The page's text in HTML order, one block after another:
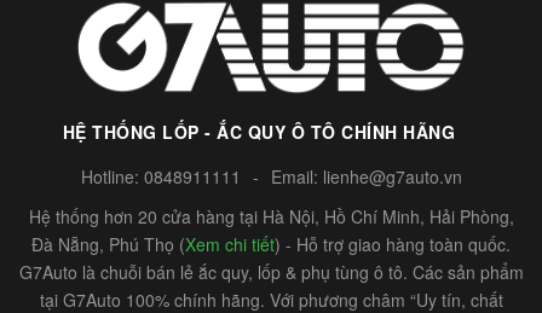
HỆ THỐNG LỐP - ẮC QUY Ô TÔ CHÍNH HÃNG
Hotline: 0848911111 - Email: lienhe@g7auto.vn
Hệ thống hơn 20 cửa hàng tại Hà Nội, Hồ Chí Minh, Hải Phòng,
Đà Nẵng, Phú Thọ (Xem chi tiết) - Hỗ trợ giao hàng toàn quốc.
G7Auto là chuỗi bán lẻ ắc quy, lốp & phụ tùng ô tô. Các sản phẩm
tại G7Auto 100% chính hãng. Với phương châm “Uy tín, chất